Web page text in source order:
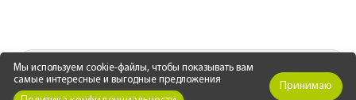
СЕРТИФИКАТЫ И ДОКУМЕНТЫ
Мы используем cookie-файлы, чтобы показывать вам
самые интересные и выгодные предложения
Принимаю